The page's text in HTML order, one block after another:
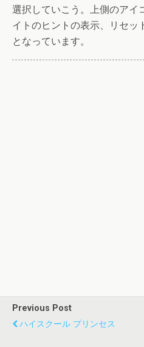
選択していこう。上側のアイ
イトのヒントの表示、リセッ
となっています。
Previous Post
ハイスクール プリンセス